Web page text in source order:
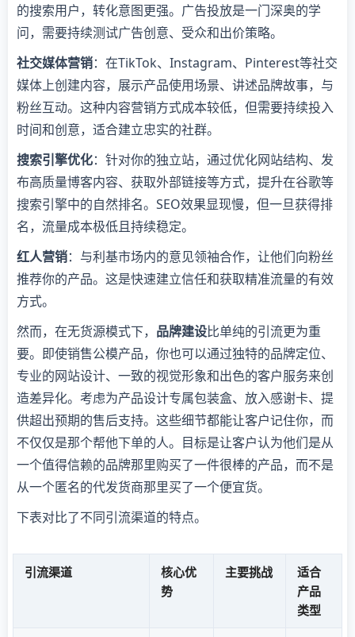
的搜索用户，转化意图更强。广告投放是一门深奥的学
问，需要持续测试广告创意、受众和出价策略。
社交媒体营销：在TikTok、Instagram、Pinterest等社交
媒体上创建内容，展示产品使用场景、讲述品牌故事，与
粉丝互动。这种内容营销方式成本较低，但需要持续投入
时间和创意，适合建立忠实的社群。
搜索引擎优化：针对你的独立站，通过优化网站结构、发
布高质量博客内容、获取外部链接等方式，提升在谷歌等
搜索引擎中的自然排名。SEO效果显现慢，但一旦获得排
名，流量成本极低且持续稳定。
红人营销：与利基市场内的意见领袖合作，让他们向粉丝
推荐你的产品。这是快速建立信任和获取精准流量的有效
方式。
然而，在无货源模式下， 品牌建设比单纯的引流更为重
要。即使销售公模产品，你也可以通过独特的品牌定位、
专业的网站设计、一致的视觉形象和出色的客户服务来创
造差异化。考虑为产品设计专属包装盒、放入感谢卡、提
供超出预期的售后支持。这些细节都能让客户记住你，而
不仅仅是那个帮他下单的人。目标是让客户认为他们是从
一个值得信赖的品牌那里购买了一件很棒的产品，而不是
从一个匿名的代发货商那里买了一个便宜货。
下表对比了不同引流渠道的特点。
引流渠道
核心优
势
主要挑战
适合
产品
类型